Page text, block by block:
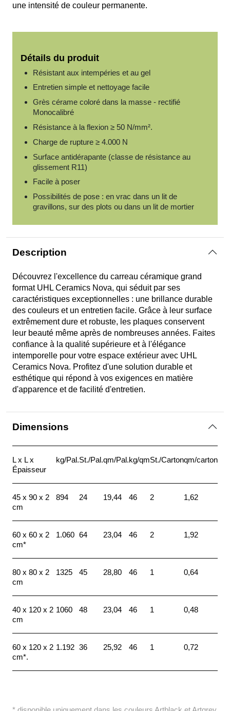
une intensité de couleur permanente.
Détails du produit
Résistant aux intempéries et au gel
Entretien simple et nettoyage facile
Grès cérame coloré dans la masse - rectifié
Monocalibré
Résistance à la flexion ≥ 50 N/mm².
Charge de rupture ≥ 4.000 N
Surface antidérapante (classe de résistance au
glissement R11)
Facile à poser
Possibilités de pose : en vrac dans un lit de
gravillons, sur des plots ou dans un lit de mortier
Description
Découvrez l'excellence du carreau céramique grand
format UHL Ceramics Nova, qui séduit par ses
caractéristiques exceptionnelles : une brillance durable
des couleurs et un entretien facile. Grâce à leur surface
extrêmement dure et robuste, les plaques conservent
leur beauté même après de nombreuses années. Faites
confiance à la qualité supérieure et à l'élégance
intemporelle pour votre espace extérieur avec UHL
Ceramics Nova. Profitez d'une solution durable et
esthétique qui répond à vos exigences en matière
d'apparence et de facilité d'entretien.
Dimensions
L x L x
Épaisseur
kg/Pal.St./Pal.qm/Pal.kg/qmSt./Cartonqm/carton
45 x 90 x 2
cm
894 24 19,44 46 2 1,62
60 x 60 x 2
cm*
1.060 64 23,04 46 2 1,92
80 x 80 x 2
cm
1325 45 28,80 46 1 0,64
40 x 120 x 2
cm
1060 48 23,04 46 1 0,48
60 x 120 x 2
cm*.
1.192 36 25,92 46 1 0,72